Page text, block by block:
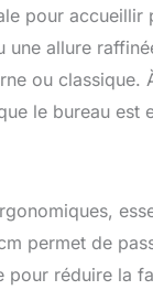
pour accueillir
allure
ou classique.
le bureau est
permet de
réduire la